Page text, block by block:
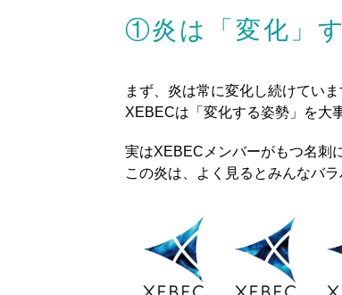
①炎は「変化」
まず、炎は常に変化し続けていま
XEBECは「変化する姿勢」を大
実はXEBECメンバーがもつ名刺
この炎は、よく見るとみんなバ